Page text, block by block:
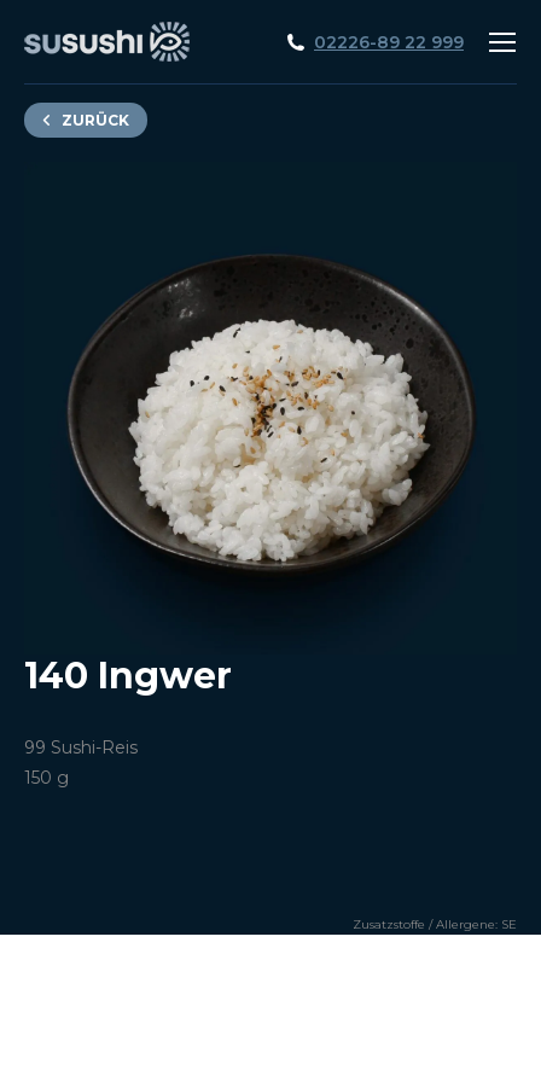
02226-89 22 999
ZURÜCK
140 Ingwer
99 Sushi-Reis
150 g
Zusatzstoffe / Allergene: SE